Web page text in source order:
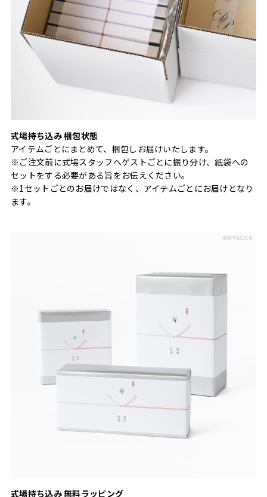
式場持ち込み 梱包状態
アイテムごとにまとめて、梱包しお届けいたします。
※ご注文前に式場スタッフへゲストごとに振り分け、紙袋への
セットをする必要がある旨をお伝えください。
※1セットごとのお届けではなく、アイテムごとにお届けとなり
ます。
式場持ち込み 無料ラッピング